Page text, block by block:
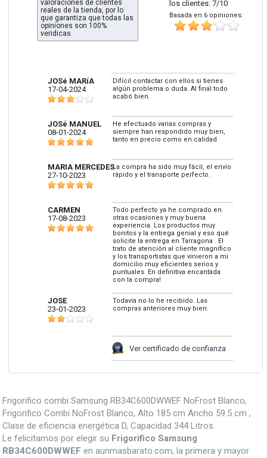
los clientes: 7/10
Basada en 6 opiniones:
valoraciones de clientes
reales de la tienda, por lo
que garantiza que todas las
opiniones son 100%
veridicas.
JOSé MARíA
17-04-2024
Difícil contactar con ellos si tienes
algún problema o duda. Al final todo
acabó bien.
JOSé MANUEL
08-01-2024
He efectuado varias compras y
siempre han respondido muy bien,
tanto en precio como en calidad
MARIA MERCEDES
27-10-2023
La compra ha sido muy fácil, el envío
rápido y el transporte perfecto.
CARMEN
17-08-2023
Todo perfecto ya he comprado en
otras ocasiones y muy buena
experiencia. Los productos muy
bonitos y la entrega genial y eso qué
solicite la entrega en Tarragona . El
trato de atención al cliente magnífico
y los transportistas que vinieron a mi
domicilio muy eficientes serios y
puntuales. En definitiva encantada
con la compra!
JOSE
23-01-2023
Todavía no lo he recibido. Las
compras anteriores muy bien.
Ver certificado de confianza
Frigorifico combi Samsung RB34C600DWWEF NoFrost Blanco,
Frigorifico Combi NoFrost Blanco, Alto 185 cm Ancho 59.5 cm ,
Clase de eficiencia energética D, Capacidad 344 Litros.
Le felicitamos por elegir su Frigorifico Samsung
RB34C600DWWEF en aunmasbarato.com, la primera y mayor